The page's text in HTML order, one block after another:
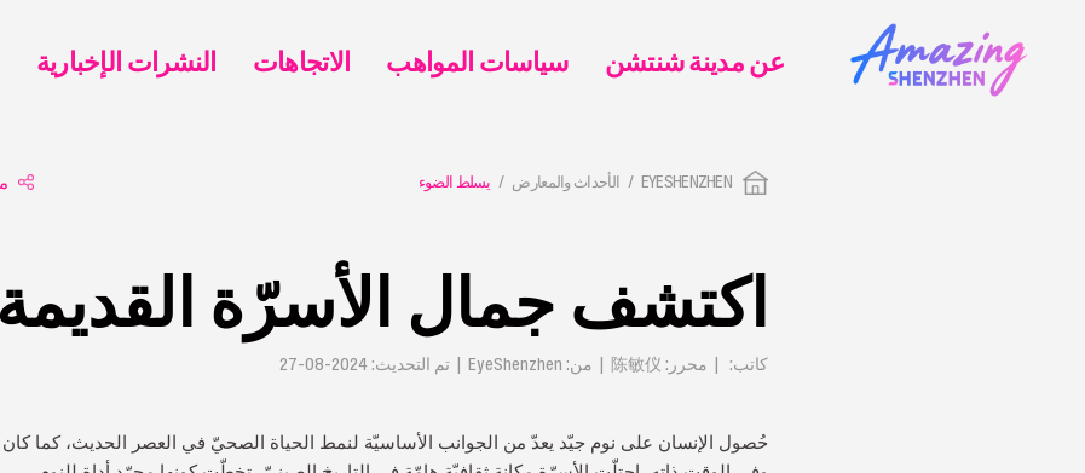
EYESHENZHEN الأحداث والمعارض يسلط الضوء
اكتشف جمال الأسرّة القديمة
كاتب: | محرر: 陈敏仪 | من: EyeShenzhen | تم التحديث: 2024-08-27
حُصول الإنسان على نوم جيّد يعدّ من الجوانب الأساسيّة لنمط الحياة الصحيّ في العصر الحديث، كما كان
عن مدينة شنتشن ‎سياسات المواهب الاتجاهات النشرات الإخبارية